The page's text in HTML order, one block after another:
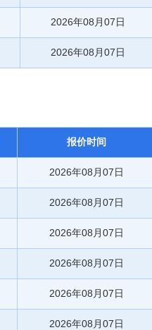
2026年08月07日
2026年08月07日
报价时间
2026年08月07日
2026年08月07日
2026年08月07日
2026年08月07日
2026年08月07日
2026年08月07日